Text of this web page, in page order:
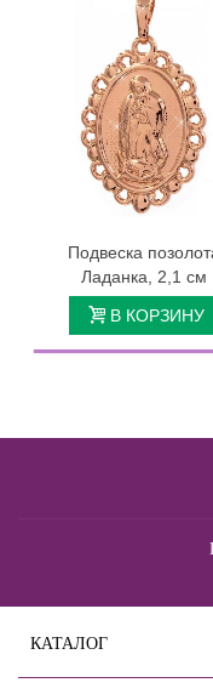
Подвеска
Ладанка, 2,1 см
В КОРЗИНУ
КАТАЛОГ